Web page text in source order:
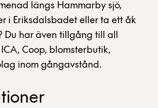
längs Hammarby sjö,
i Eriksdalsbadet eller ta ett åk
Du har även tillgång till all
Coop, blomsterbutik,
inom gångavstånd.